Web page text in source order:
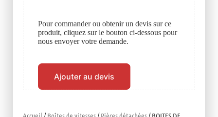
Pour commander ou obtenir un devis sur ce
produit, cliquez sur le bouton ci-dessous pour
nous envoyer votre demande.
Ajouter au devis